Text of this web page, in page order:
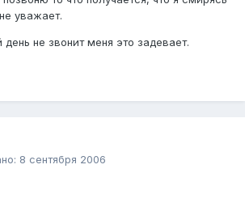
уважает.
не звонит меня это задевает.
8 сентября 2006